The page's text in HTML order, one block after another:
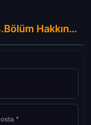
Erşan Kuneri : 1.Sezon 3.Bölüm Hakkında Yorumlar